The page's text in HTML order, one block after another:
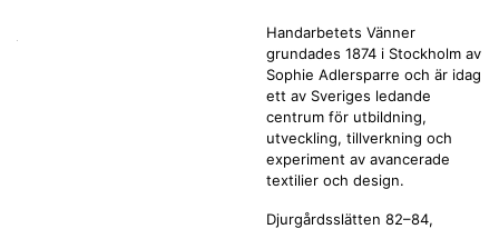
Handarbetets Vänner
grundades 1874 i Stockholm av
Sophie Adlersparre och är idag
ett av Sveriges ledande
centrum för utbildning,
utveckling, tillverkning och
experiment av avancerade
textilier och design.
Djurgårdsslätten 82–84,